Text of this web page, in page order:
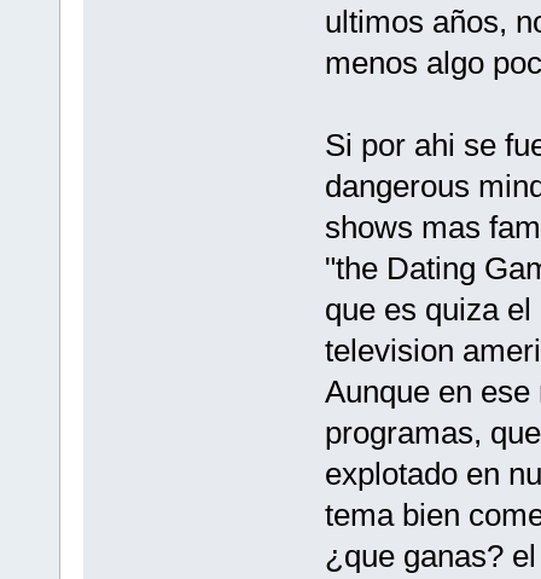
ultimos años,
menos algo
Si por ahi se
dangerous
shows mas
"the Dating
que es quiza
television
Aunque en
programas,
explotado en
tema bien
¿que ganas?